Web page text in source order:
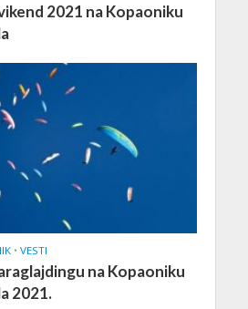
2021 na Kopaoniku
• VESTI
na Kopaoniku
2021.